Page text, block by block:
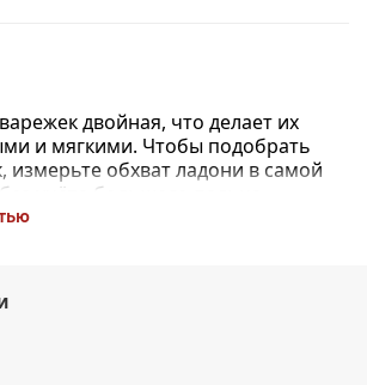
двойная, что делает их
и мягкими. Чтобы подобрать
измерьте обхват ладони в самой
учёта большого пальца —
в сантиметрах и будет вашим